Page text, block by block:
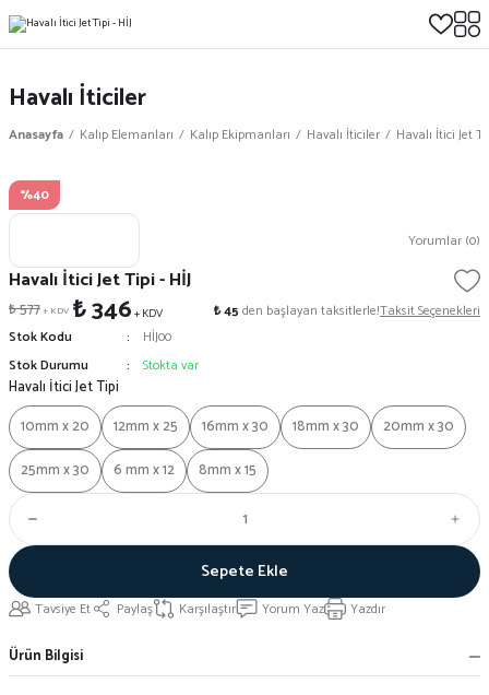
Havalı İticiler
Anasayfa Kalıp Elemanları Kalıp Ekipmanları Havalı İticiler Havalı İtici Jet
%40
Yorumlar (0)
Havalı İtici Jet Tipi - HİJ
₺ 577+ KDV ₺ 346+ KDV ₺ 45 den başlayan taksitlerle!Taksit Seçenekleri
Stok Kodu
HİJ00
Stok Durumu
Stokta var
Havalı İtici Jet Tipi
10mm x 20
12mm x 25 16mm x 30 18mm x 30
20mm x 30
25mm x 30
6 mm x 12 8mm x 15
Sepete Ekle
Tavsiye Et Paylaş Karşılaştır Yorum Yaz Yazdır
Ürün Bilgisi